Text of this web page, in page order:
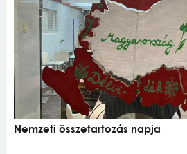
Nemzeti összetartozás napja